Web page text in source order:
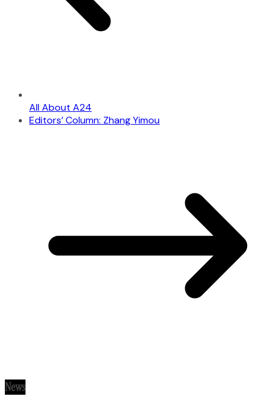
All About A24
Editors’ Column: Zhang Yimou
News